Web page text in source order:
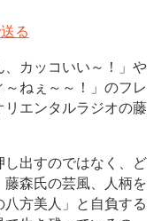
カッコいい～！」や
ねぇ～～！」のフレ
エンタルラジオの藤
出すのではなく、ど
森氏の芸風、人柄を
方美人」と自負する